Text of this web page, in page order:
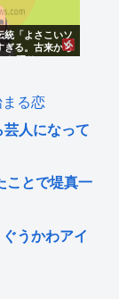
統「よさこいソ
ぎる。古来から
た踊り
る恋
人になって
ことで堤真一
うかわアイ